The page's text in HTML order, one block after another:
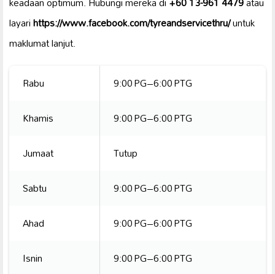
layarihttps://www.facebook.com/tyreandservicethru/untuk
maklumat lanjut.
Rabu
9:00 PG–6:00 PTG
Khamis
9:00 PG–6:00 PTG
Jumaat
Tutup
Sabtu
9:00 PG–6:00 PTG
Ahad
9:00 PG–6:00 PTG
Isnin
9:00 PG–6:00 PTG